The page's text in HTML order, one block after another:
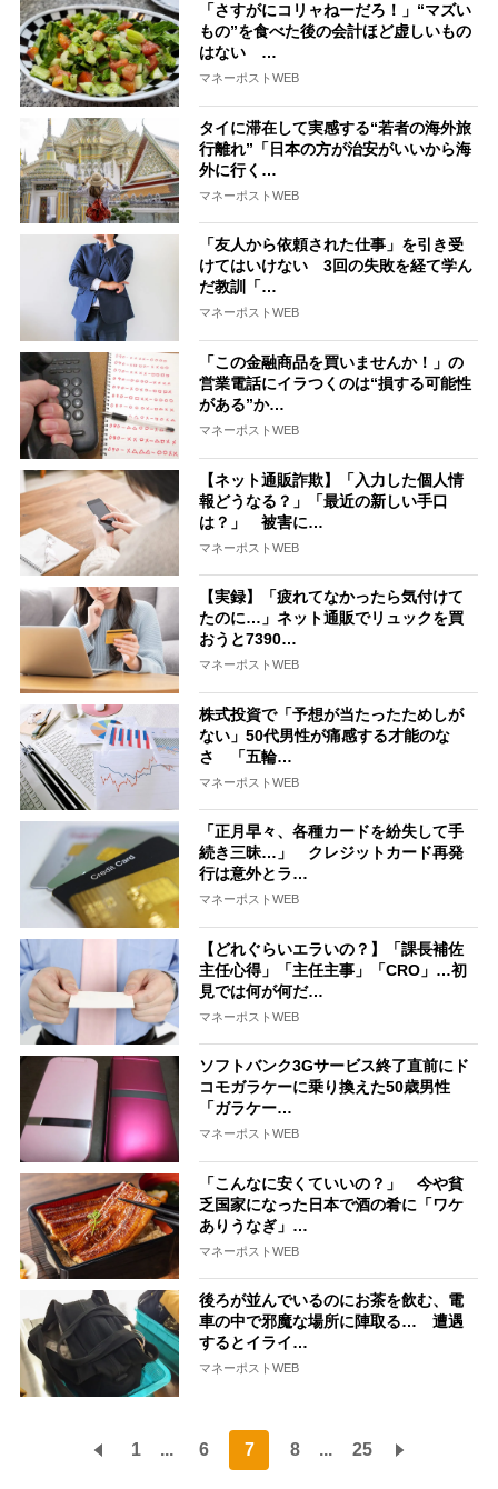
「さすがにコリャねーだろ！」“マズい
もの”を食べた後の会計ほど虚しいもの
はない …
マネーポストWEB
タイに滞在して実感する“若者の海外旅
行離れ”「日本の方が治安がいいから海
外に行く…
マネーポストWEB
「友人から依頼された仕事」を引き受
けてはいけない 3回の失敗を経て学ん
だ教訓「…
マネーポストWEB
「この金融商品を買いませんか！」の
営業電話にイラつくのは“損する可能性
がある”か…
マネーポストWEB
【ネット通販詐欺】「入力した個人情
報どうなる？」「最近の新しい手口
は？」 被害に…
マネーポストWEB
【実録】「疲れてなかったら気付けて
たのに…」ネット通販でリュックを買
おうと7390…
マネーポストWEB
株式投資で「予想が当たったためしが
ない」50代男性が痛感する才能のな
さ 「五輪…
マネーポストWEB
「正月早々、各種カードを紛失して手
続き三昧…」 クレジットカード再発
行は意外とラ…
マネーポストWEB
【どれぐらいエラいの？】「課長補佐
主任心得」「主任主事」「CRO」…初
見では何が何だ…
マネーポストWEB
ソフトバンク3Gサービス終了直前にド
コモガラケーに乗り換えた50歳男性
「ガラケー…
マネーポストWEB
「こんなに安くていいの？」 今や貧
乏国家になった日本で酒の肴に「ワケ
ありうなぎ」…
マネーポストWEB
後ろが並んでいるのにお茶を飲む、電
車の中で邪魔な場所に陣取る… 遭遇
するとイライ…
マネーポストWEB
1 ... 6 7 8 ... 25